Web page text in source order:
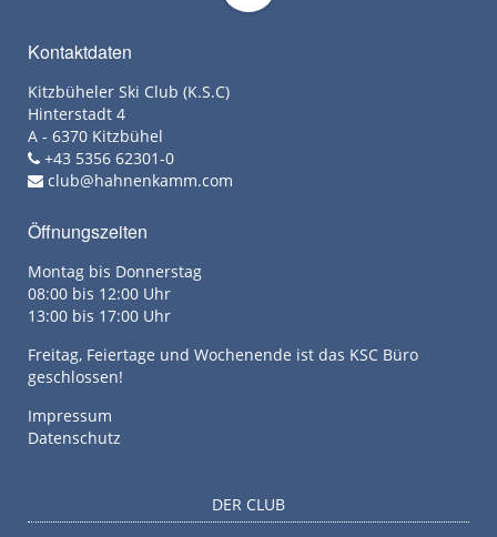
Kontaktdaten
Kitzbüheler Ski Club (K.S.C)
Hinterstadt 4
A - 6370 Kitzbühel
+43 5356 62301-0
club@hahnenkamm.com
Öffnungszeiten
Montag bis Donnerstag
08:00 bis 12:00 Uhr
13:00 bis 17:00 Uhr
Freitag, Feiertage und Wochenende ist das KSC Büro
geschlossen!
Impressum
Datenschutz
DER CLUB